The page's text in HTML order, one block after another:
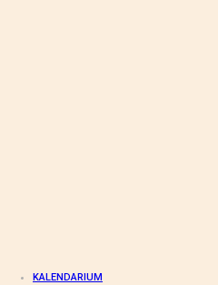
KALENDARIUM